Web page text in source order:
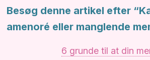
Besøg denne artikel efter
amenoré eller manglende
6 grunde til at din